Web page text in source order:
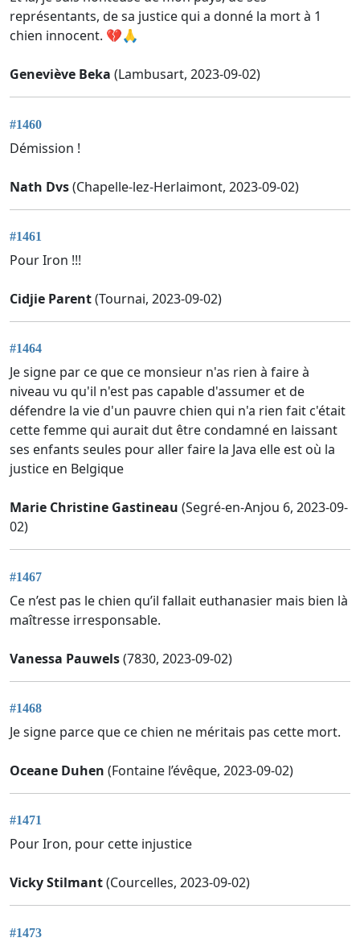
représentants, de sa justice qui a donné la mort à 1
chien innocent. 💔🙏
Geneviève Beka (Lambusart, 2023-09-02)
#1460
Démission !
Nath Dvs(Chapelle-lez-Herlaimont, 2023-09-02)
#1461
Pour Iron !!!
Cidjie Parent(Tournai, 2023-09-02)
#1464
Je signe par ce que ce monsieur n'as rien à faire à
niveau vu qu'il n'est pas capable d'assumer et de
défendre la vie d'un pauvre chien qui n'a rien fait c'était
cette femme qui aurait dut être condamné en laissant
ses enfants seules pour aller faire la Java elle est où la
justice en Belgique
Marie Christine Gastineau (Segré-en-Anjou 6, 2023-09-
02)
#1467
Ce n’est pas le chien qu’il fallait euthanasier mais bien là
maîtresse irresponsable.
Vanessa Pauwels(7830, 2023-09-02)
#1468
Je signe parce que ce chien ne méritais pas cette mort.
Oceane Duhen (Fontaine l’évêque, 2023-09-02)
#1471
Pour Iron, pour cette injustice
Vicky Stilmant(Courcelles, 2023-09-02)
#1473